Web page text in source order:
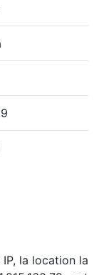
la location la